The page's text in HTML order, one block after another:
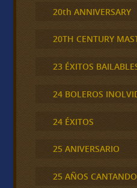
20th ANNIVERSARY
20TH CENTURY
23 ÉXITOS
24 BOLEROS
24 ÉXITOS
25 ANIVERSARIO
25 AÑOS CANTANDO